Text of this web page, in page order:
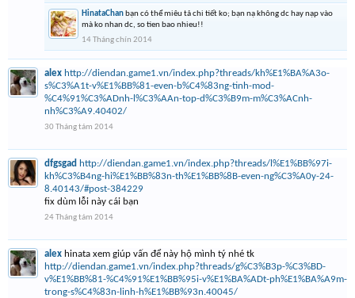
HinataChan bạn có thể miêu tả chi tiết ko; bạn nạ không dc hay nạp vào
mà ko nhan dc, so tien bao nhieu!!
14 Tháng chín 2014
alex http://diendan.game1.vn/index.php?threads/kh%E1%BA%A3o-
s%C3%A1t-v%E1%BB%81-even-b%C4%83ng-tinh-mod-
%C4%91%C3%ADnh-l%C3%AAn-top-d%C3%B9m-m%C3%ACnh-
nh%C3%A9.40402/
30 Tháng tám 2014
dfgsgad http://diendan.game1.vn/index.php?threads/l%E1%BB%97i-
kh%C3%B4ng-hi%E1%BB%83n-th%E1%BB%8B-even-ng%C3%A0y-24-
8.40143/#post-384229
fix dùm lỗi này cái bạn
24 Tháng tám 2014
alex hinata xem giúp vấn để này hộ mình tý nhé tk
http://diendan.game1.vn/index.php?threads/g%C3%B3p-%C3%BD-
v%E1%BB%81-%C4%91%E1%BB%95i-v%E1%BA%ADt-ph%E1%BA%A9m-
trong-s%C4%83n-linh-h%E1%BB%93n.40045/